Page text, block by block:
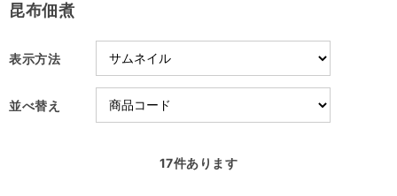
昆布佃煮
表示方法
並べ替え
17件あります